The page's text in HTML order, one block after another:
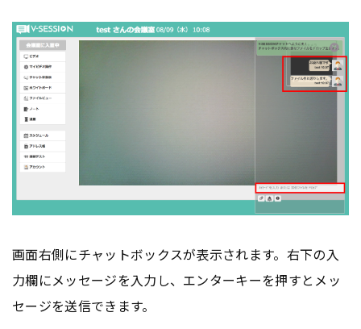
画面右側にチャットボックスが表示されます。右下の入
力欄にメッセージを入力し、エンターキーを押すとメッ
セージを送信できます。